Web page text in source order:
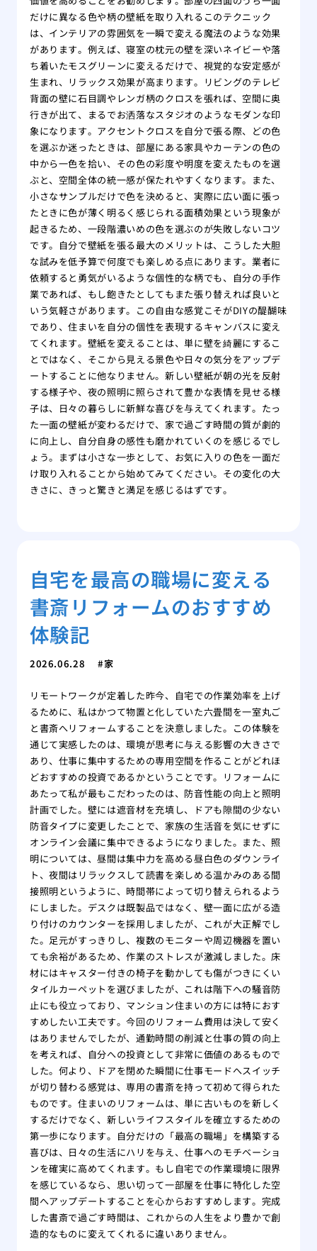
だけに異なる色や柄の壁紙を取り入れるこのテクニック
は、インテリアの雰囲気を一瞬で変える魔法のような効果
があります。例えば、寝室の枕元の壁を深いネイビーや落
ち着いたモスグリーンに変えるだけで、視覚的な安定感が
生まれ、リラックス効果が高まります。リビングのテレビ
背面の壁に石目調やレンガ柄のクロスを張れば、空間に奥
行きが出て、まるでお洒落なスタジオのようなモダンな印
象になります。アクセントクロスを自分で張る際、どの色
を選ぶか迷ったときは、部屋にある家具やカーテンの色の
中から一色を拾い、その色の彩度や明度を変えたものを選
ぶと、空間全体の統一感が保たれやすくなります。また、
小さなサンプルだけで色を決めると、実際に広い面に張っ
たときに色が薄く明るく感じられる面積効果という現象が
起きるため、一段階濃いめの色を選ぶのが失敗しないコツ
です。自分で壁紙を張る最大のメリットは、こうした大胆
な試みを低予算で何度でも楽しめる点にあります。業者に
依頼すると勇気がいるような個性的な柄でも、自分の手作
業であれば、もし飽きたとしてもまた張り替えれば良いと
いう気軽さがあります。この自由な感覚こそがDIYの醍醐味
であり、住まいを自分の個性を表現するキャンバスに変え
てくれます。壁紙を変えることは、単に壁を綺麗にするこ
とではなく、そこから見える景色や日々の気分をアップデ
ートすることに他なりません。新しい壁紙が朝の光を反射
する様子や、夜の照明に照らされて豊かな表情を見せる様
子は、日々の暮らしに新鮮な喜びを与えてくれます。たっ
た一面の壁紙が変わるだけで、家で過ごす時間の質が劇的
に向上し、自分自身の感性も磨かれていくのを感じるでし
ょう。まずは小さな一歩として、お気に入りの色を一面だ
け取り入れることから始めてみてください。その変化の大
きさに、きっと驚きと満足を感じるはずです。
自宅を最高の職場に変える
書斎リフォームのおすすめ
体験記
2026.06.28 家
リモートワークが定着した昨今、自宅での作業効率を上げ
るために、私はかつて物置と化していた六畳間を一室丸ご
と書斎へリフォームすることを決意しました。この体験を
通じて実感したのは、環境が思考に与える影響の大きさで
あり、仕事に集中するための専用空間を作ることがどれほ
どおすすめの投資であるかということです。リフォームに
あたって私が最もこだわったのは、防音性能の向上と照明
計画でした。壁には遮音材を充填し、ドアも隙間の少ない
防音タイプに変更したことで、家族の生活音を気にせずに
オンライン会議に集中できるようになりました。また、照
明については、昼間は集中力を高める昼白色のダウンライ
ト、夜間はリラックスして読書を楽しめる温かみのある間
接照明というように、時間帯によって切り替えられるよう
にしました。デスクは既製品ではなく、壁一面に広がる造
り付けのカウンターを採用しましたが、これが大正解でし
た。足元がすっきりし、複数のモニターや周辺機器を置い
ても余裕があるため、作業のストレスが激減しました。床
材にはキャスター付きの椅子を動かしても傷がつきにくい
タイルカーペットを選びましたが、これは階下への騒音防
止にも役立っており、マンション住まいの方には特におす
すめしたい工夫です。今回のリフォーム費用は決して安く
はありませんでしたが、通勤時間の削減と仕事の質の向上
を考えれば、自分への投資として非常に価値のあるもので
した。何より、ドアを閉めた瞬間に仕事モードへスイッチ
が切り替わる感覚は、専用の書斎を持って初めて得られた
ものです。住まいのリフォームは、単に古いものを新しく
するだけでなく、新しいライフスタイルを確立するための
第一歩になります。自分だけの「最高の職場」を構築する
喜びは、日々の生活にハリを与え、仕事へのモチベーショ
ンを確実に高めてくれます。もし自宅での作業環境に限界
を感じているなら、思い切って一部屋を仕事に特化した空
間へアップデートすることを心からおすすめします。完成
した書斎で過ごす時間は、これからの人生をより豊かで創
造的なものに変えてくれるに違いありません。